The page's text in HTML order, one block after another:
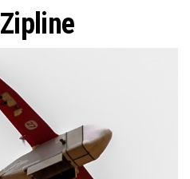
Zipline